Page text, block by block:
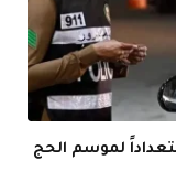
لموسم الحج